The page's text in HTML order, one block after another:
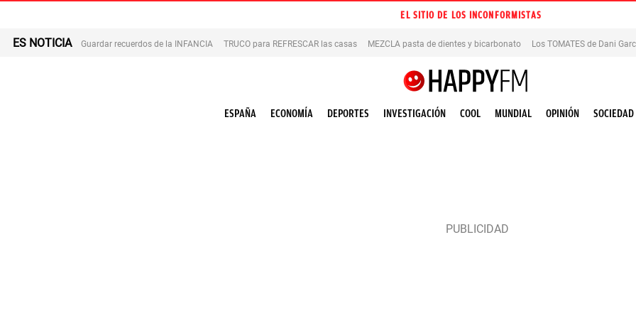
EL SITIO DE LOS INCONFORMISTAS
ES NOTICIA Guardar recuerdos de la INFANCIA TRUCO para REFRESCAR las casas MEZCLA pasta de dientes y bicarbonato Los TOMATES de Dani
ESPAÑA ECONOMÍA DEPORTES INVESTIGACIÓN COOL MUNDIAL OPINIÓN SOCIEDAD